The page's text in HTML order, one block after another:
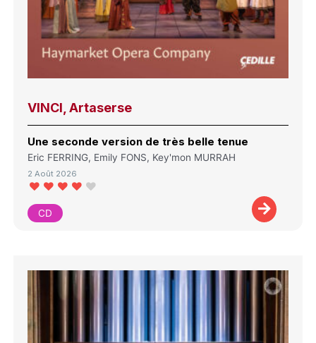
VINCI, Artaserse
Une seconde version de très belle tenue
Eric FERRING, Emily FONS, Key'mon MURRAH
2 Août 2026
CD